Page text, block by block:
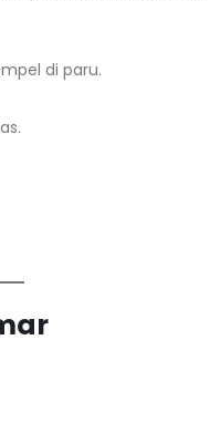
di paru.